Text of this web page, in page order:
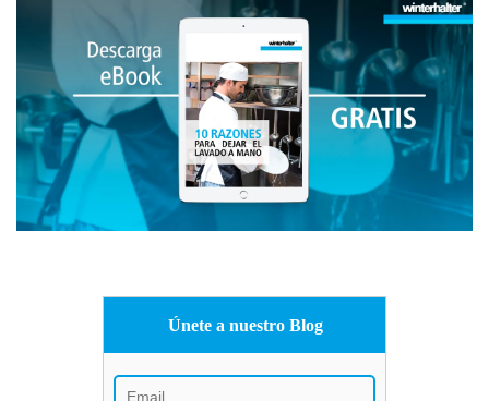
Únete a nuestro Blog